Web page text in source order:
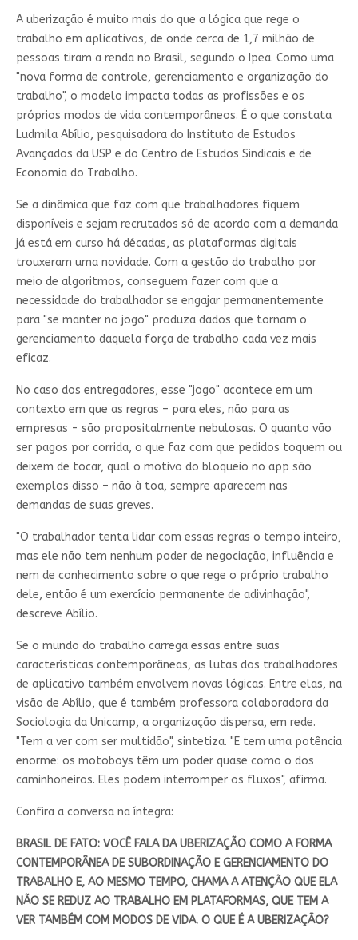
A uberização é muito mais do que a lógica que rege o
trabalho em aplicativos, de onde cerca de 1,7 milhão de
pessoas tiram a renda no Brasil, segundo o Ipea. Como uma
"nova forma de controle, gerenciamento e organização do
trabalho", o modelo impacta todas as profissões e os
próprios modos de vida contemporâneos. É o que constata
Ludmila Abílio, pesquisadora do Instituto de Estudos
Avançados da USP e do Centro de Estudos Sindicais e de
Economia do Trabalho.
Se a dinâmica que faz com que trabalhadores fiquem
disponíveis e sejam recrutados só de acordo com a demanda
já está em curso há décadas, as plataformas digitais
trouxeram uma novidade. Com a gestão do trabalho por
meio de algoritmos, conseguem fazer com que a
necessidade do trabalhador se engajar permanentemente
para "se manter no jogo" produza dados que tornam o
gerenciamento daquela força de trabalho cada vez mais
eficaz.
No caso dos entregadores, esse "jogo" acontece em um
contexto em que as regras – para eles, não para as
empresas - são propositalmente nebulosas. O quanto vão
ser pagos por corrida, o que faz com que pedidos toquem ou
deixem de tocar, qual o motivo do bloqueio no app são
exemplos disso – não à toa, sempre aparecem nas
demandas de suas greves.
"O trabalhador tenta lidar com essas regras o tempo inteiro,
mas ele não tem nenhum poder de negociação, influência e
nem de conhecimento sobre o que rege o próprio trabalho
dele, então é um exercício permanente de adivinhação",
descreve Abílio.
Se o mundo do trabalho carrega essas entre suas
características contemporâneas, as lutas dos trabalhadores
de aplicativo também envolvem novas lógicas. Entre elas, na
visão de Abílio, que é também professora colaboradora da
Sociologia da Unicamp, a organização dispersa, em rede.
"Tem a ver com ser multidão", sintetiza. "E tem uma potência
enorme: os motoboys têm um poder quase como o dos
caminhoneiros. Eles podem interromper os fluxos", afirma.
Confira a conversa na íntegra:
BRASIL DE FATO: VOCÊ FALA DA UBERIZAÇÃO COMO A FORMA
CONTEMPORÂNEA DE SUBORDINAÇÃO E GERENCIAMENTO DO
TRABALHO E, AO MESMO TEMPO, CHAMA A ATENÇÃO QUE ELA
NÃO SE REDUZ AO TRABALHO EM PLATAFORMAS, QUE TEM A
VER TAMBÉM COM MODOS DE VIDA. O QUE É A UBERIZAÇÃO?